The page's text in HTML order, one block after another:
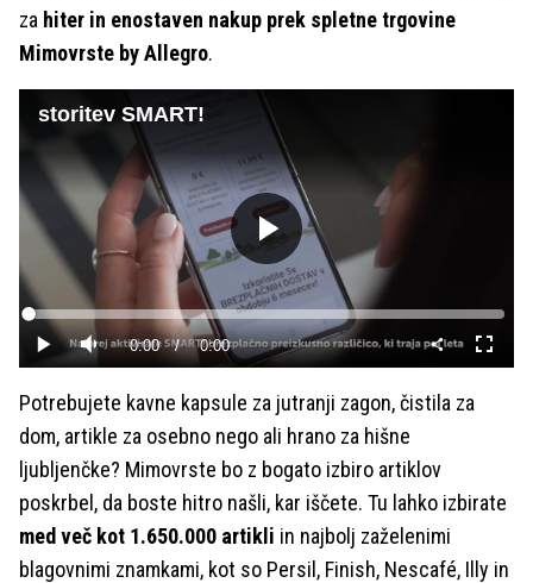
za hiter in enostaven nakup prek spletne trgovine
Mimovrste by Allegro.
storitev SMART!
Predvajaj
Predvajaj
Tiho Current
0:00 / Duration
0:00
Loaded:
0%
način
Potrebujete kavne kapsule za jutranji zagon, čistila za
dom, artikle za osebno nego ali hrano za hišne
ljubljenčke? Mimovrste bo z bogato izbiro artiklov
poskrbel, da boste hitro našli, kar iščete. Tu lahko izbirate
med več kot 1.650.000 artikli in najbolj zaželenimi
blagovnimi znamkami, kot so Persil, Finish, Nescafé, Illy in